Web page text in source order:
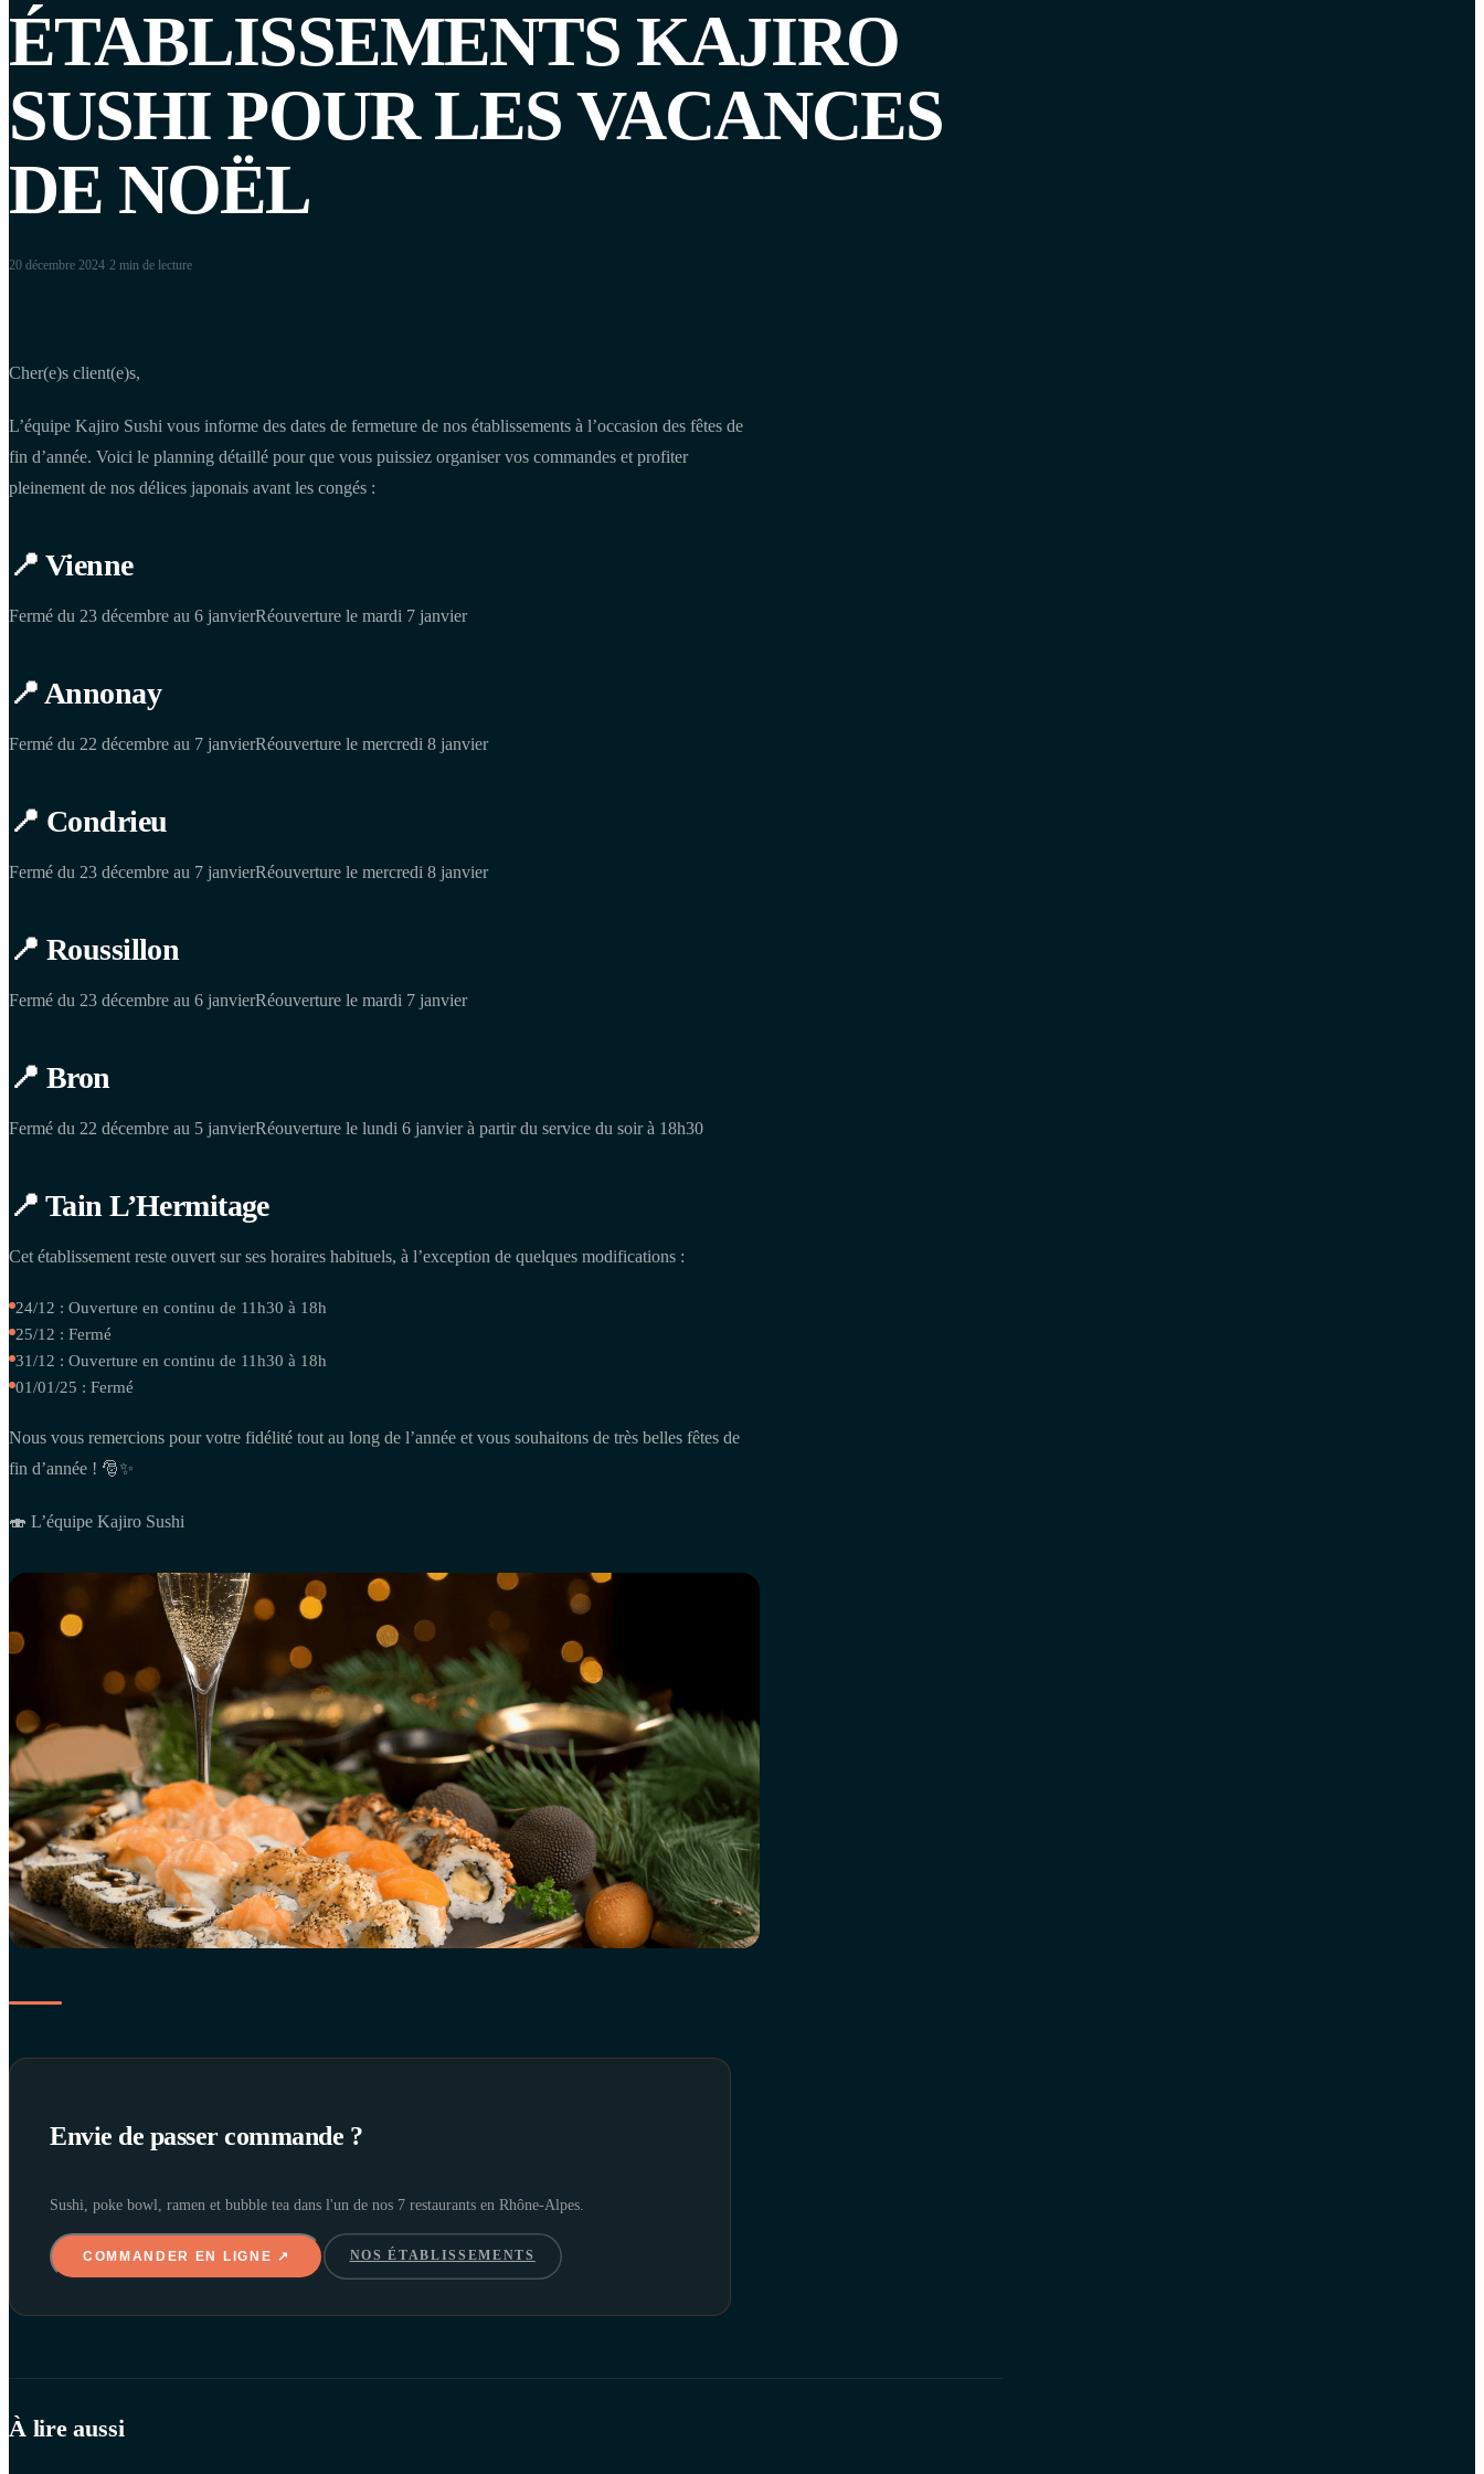
ÉTABLISSEMENTS KAJIRO
SUSHI POUR LES VACANCES
DE NOËL
20 décembre 2024 2 min de lecture
Cher(e)s client(e)s,
L’équipe Kajiro Sushi vous informe des dates de fermeture de nos établissements à l’occasion des fêtes de
fin d’année. Voici le planning détaillé pour que vous puissiez organiser vos commandes et profiter
pleinement de nos délices japonais avant les congés :
📍 Vienne
Fermé du 23 décembre au 6 janvierRéouverture le mardi 7 janvier
📍 Annonay
Fermé du 22 décembre au 7 janvierRéouverture le mercredi 8 janvier
📍 Condrieu
Fermé du 23 décembre au 7 janvierRéouverture le mercredi 8 janvier
📍 Roussillon
Fermé du 23 décembre au 6 janvierRéouverture le mardi 7 janvier
📍 Bron
Fermé du 22 décembre au 5 janvierRéouverture le lundi 6 janvier à partir du service du soir à 18h30
📍 Tain L’Hermitage
Cet établissement reste ouvert sur ses horaires habituels, à l’exception de quelques modifications :
24/12 : Ouverture en continu de 11h30 à 18h
25/12 : Fermé
31/12 : Ouverture en continu de 11h30 à 18h
01/01/25 : Fermé
Nous vous remercions pour votre fidélité tout au long de l’année et vous souhaitons de très belles fêtes de
fin d’année ! 🎅✨
🍣 L’équipe Kajiro Sushi
Envie de passer commande ?
Sushi, poke bowl, ramen et bubble tea dans l'un de nos 7 restaurants en Rhône-Alpes.
COMMANDER EN LIGNE ↗ NOS ÉTABLISSEMENTS
À lire aussi